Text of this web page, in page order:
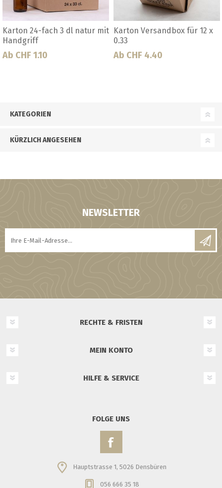
Karton 24-fach 3 dl natur mit
Handgriff
Ab CHF 1.10
Karton Versandbox für 12 x
0.33
Ab CHF 4.40
KATEGORIEN
KÜRZLICH ANGESEHEN
NEWSLETTER
RECHTE & FRISTEN
MEIN KONTO
HILFE & SERVICE
FOLGE UNS
Hauptstrasse 1, 5026 Densbüren
056 666 35 18